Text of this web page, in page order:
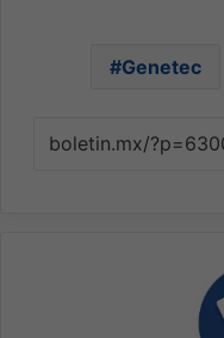
Genetec